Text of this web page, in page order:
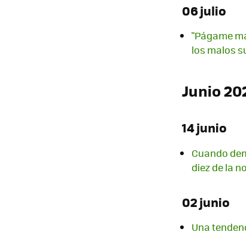
06 julio
"Págame
los malos
Junio
14 junio
Cuando
diez de la
02 junio
Una